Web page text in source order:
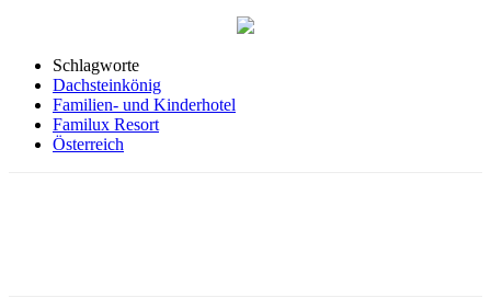
Schlagworte
Dachsteinkönig
Familien- und Kinderhotel
Familux Resort
Österreich